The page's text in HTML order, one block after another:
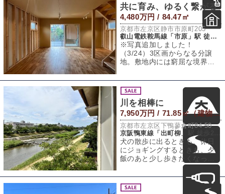
共に育み、ゆるく繋がる
4,480万円 / 84.47㎡
京都市左京区静市市原町205
叡山電鉄鞍馬線「市原」駅 徒歩4分
※写真追加しました！
（3/24）3区画からなる分譲
地。敷地内には窮屈な境界壁
部をシェアして作る
川を相棒に
7,950万円 / 71.85㎡（建物） 72.95㎡（敷地）
京都市左京区下鴨蓼倉町84-50
犬の散歩に出るときも、休日
にジョギングするときも、夕
飯のあと少し歩きたくなった
ときも、玄関を出ればそこは
もう高野川。窓の